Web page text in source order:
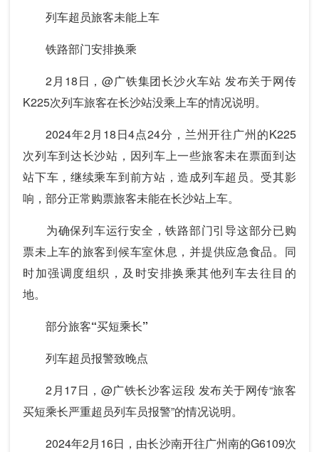
列车超员旅客未能上车
铁路部门安排换乘
2月18日，@广铁集团长沙火车站 发布关于网传
K225次列车旅客在长沙站没乘上车的情况说明。
2024年2月18日4点24分，兰州开往广州的K225
次列车到达长沙站，因列车上一些旅客未在票面到达
站下车，继续乘车到前方站，造成列车超员。受其影
响，部分正常购票旅客未能在长沙站上车。
为确保列车运行安全，铁路部门引导这部分已购
票未上车的旅客到候车室休息，并提供应急食品。同
时加强调度组织，及时安排换乘其他列车去往目的
地。
部分旅客“买短乘长”
列车超员报警致晚点
2月17日，@广铁长沙客运段 发布关于网传“旅客
买短乘长严重超员列车员报警”的情况说明。
2024年2月16日，由长沙南开往广州南的G6109次